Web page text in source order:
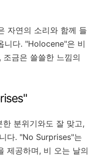
자연의 소리와 함께 들
니다. "Holocene"은 비
금은 쓸쓸한 느낌의
분위기와도 잘 맞고,
다. "No Surprises"는
제공하며, 비 오는 날의